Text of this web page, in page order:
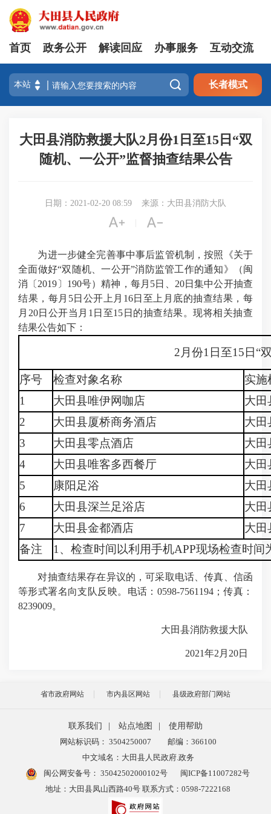
首页 政务公开 解读回应 办事服务 互动交流
 长者模式
大田县消防救援大队2月份1日至15日“双
随机、一公开”监督抽查结果公告
日期：2021-02-20 08:59 来源：大田县消防大队
 
为进一步健全完善事中事后监管机制，按照《关于
全面做好“双随机、一公开”消防监管工作的通知》（闽
消〔2019〕190号）精神，每月5日、20日集中公开抽查
结果，每月5日公开上月16日至上月底的抽查结果，每
月20日公开当月1日至15日的抽查结果。现将相关抽查
结果公告如下：
2月份1日至15日“
序号 检查对象名称
实施
1
大田县唯伊网咖店
大田
2
大田县厦桥商务酒店
大田
3
大田县零点酒店
大田
4
大田县唯客多西餐厅
大田
5
康阳足浴
大田
6
大田县深兰足浴店
大田
7
大田县金都酒店
大田
备注
1、检查时间以利用手机APP现场检查时
对抽查结果存在异议的，可采取电话、传真、信函
等形式署名向支队反映。电话：0598-7561194；传真：
8239009。
大田县消防救援大队
2021年2月20日
省市政府网站 市内县区网站 县级政府部门网站
联系我们 站点地图
使用帮助
网站标识码： 3504250007
邮编：366100
中文域名：大田县人民政府.政务
闽公网安备号： 35042502000102号
闽ICP备11007282号
地址：大田县凤山西路40号 联系方式：0598-7222168